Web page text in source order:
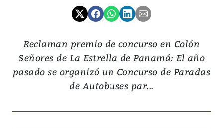
Reclaman premio de concurso en Colón
Señores de La Estrella de Panamá: El año
pasado se organizó un Concurso de Paradas
de Autobuses par...